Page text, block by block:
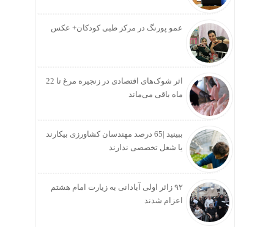
عمو پورنگ در مرکز طبی کودکان+ عکس
اثر شوک‌های اقتصادی در زنجیره مرغ تا 22
ماه باقی می‌ماند
ببینید |65 درصد مهندسان کشاورزی بیکارند
یا شغل تخصصی ندارند
۹۲ زائر اولی آبادانی به زیارت امام هشتم
اعزام شدند